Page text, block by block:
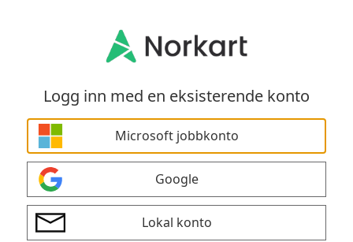
Logg inn med en eksisterende konto
Microsoft jobbkonto
Google
Lokal konto